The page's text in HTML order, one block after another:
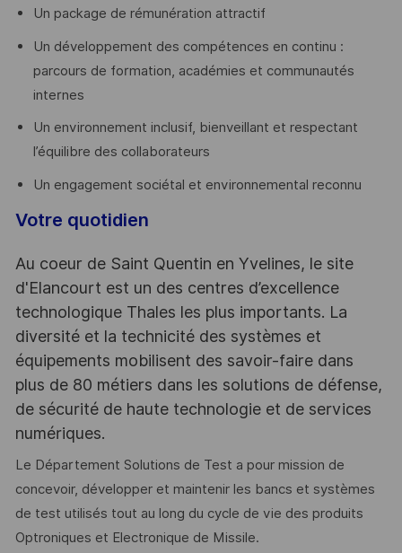
Un package de rémunération attractif
Un développement des compétences en continu :
parcours de formation, académies et communautés
internes
Un environnement inclusif, bienveillant et respectant
l’équilibre des collaborateurs
Un engagement sociétal et environnemental reconnu
Votre quotidien
Au coeur de Saint Quentin en Yvelines, le site
d'Elancourt est un des centres d’excellence
technologique Thales les plus importants. La
diversité et la technicité des systèmes et
équipements mobilisent des savoir-faire dans
plus de 80 métiers dans les solutions de défense,
de sécurité de haute technologie et de services
numériques.
Le Département Solutions de Test a pour mission de
concevoir, développer et maintenir les bancs et systèmes
de test utilisés tout au long du cycle de vie des produits
Optroniques et Electronique de Missile.